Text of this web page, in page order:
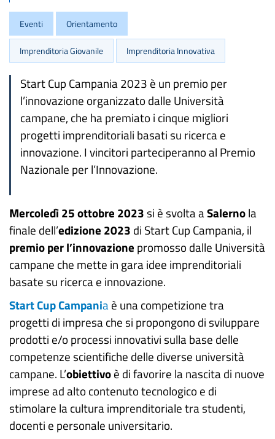
Eventi Orientamento
Imprenditoria Giovanile Imprenditoria Innovativa
Start Cup Campania 2023 è un premio per
l’innovazione organizzato dalle Università
campane, che ha premiato i cinque migliori
progetti imprenditoriali basati su ricerca e
innovazione. I vincitori parteciperanno al Premio
Nazionale per l’Innovazione.
Mercoledì 25 ottobre 2023 si è svolta aSalernola
finale dell’edizione 2023 di Start Cup Campania, il
premio per l’innovazione promosso dalle Università
campane che mette in gara idee imprenditoriali
basate su ricerca e innovazione.
Start Cup Campaniaè una competizione tra
progetti di impresa che si propongono di sviluppare
prodotti e/o processi innovativi sulla base delle
competenze scientifiche delle diverse università
campane. L’obiettivoè di favorire la nascita di nuove
imprese ad alto contenuto tecnologico e di
stimolare la cultura imprenditoriale tra studenti,
docenti e personale universitario.